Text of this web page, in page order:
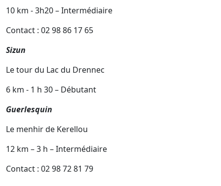
10 km - 3h20 – Intermédiaire
Contact : 02 98 86 17 65
Sizun
Le tour du Lac du Drennec
6 km - 1 h 30 – Débutant
Guerlesquin
Le menhir de Kerellou
12 km – 3 h – Intermédiaire
Contact : 02 98 72 81 79